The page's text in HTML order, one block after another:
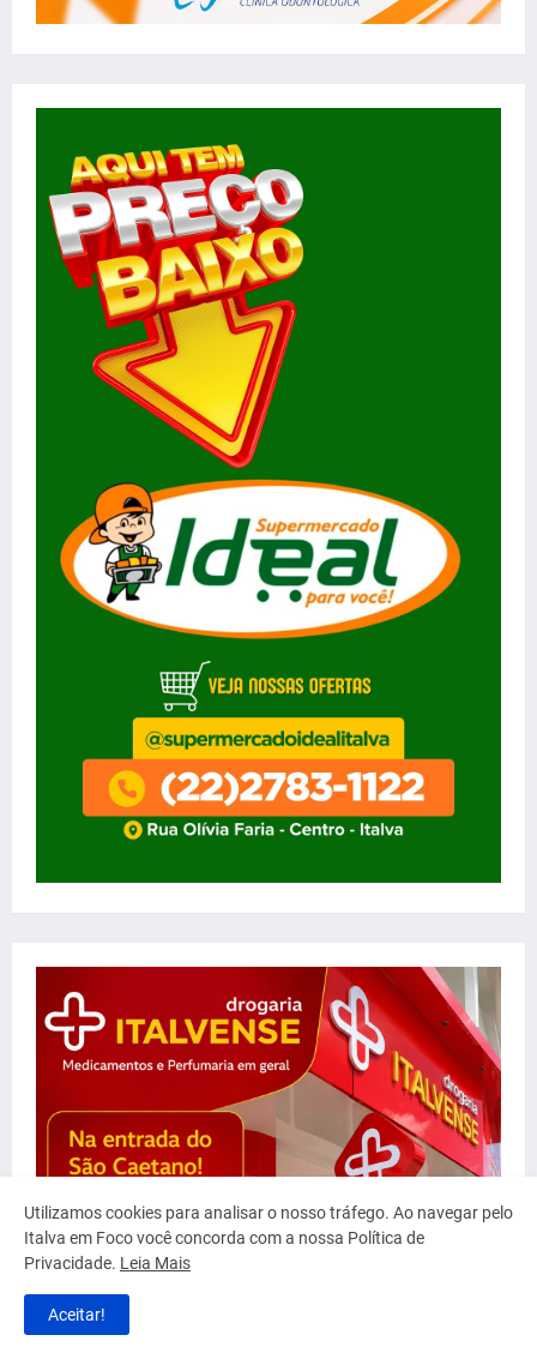
Utilizamos cookies para analisar o nosso tráfego. Ao navegar pelo
Italva em Foco você concorda com a nossa Política de
Privacidade. Leia Mais
Aceitar!